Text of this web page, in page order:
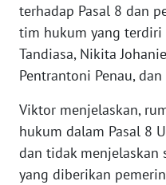
terhadap Pasal 8 dan
tim hukum yang terdiri
Tandiasa, Nikita
Pentrantoni Penau,
Viktor menjelaskan,
hukum dalam Pasal 8
dan tidak menjelaskan
yang diberikan
BARAT
WN
RIAU
WN
SERAMBI
WN